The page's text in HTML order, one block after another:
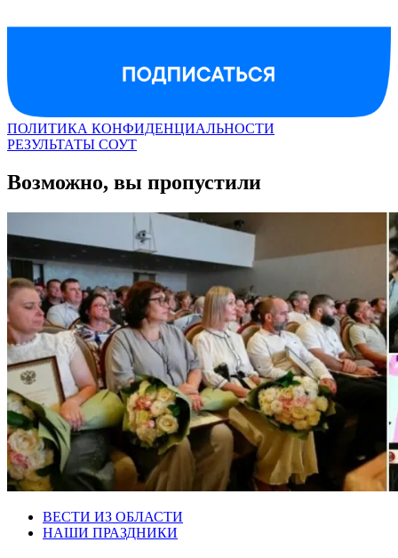
ПОЛИТИКА КОНФИДЕНЦИАЛЬНОСТИ
РЕЗУЛЬТАТЫ СОУТ
Возможно, вы пропустили
ВЕСТИ ИЗ ОБЛАСТИ
НАШИ ПРАЗДНИКИ